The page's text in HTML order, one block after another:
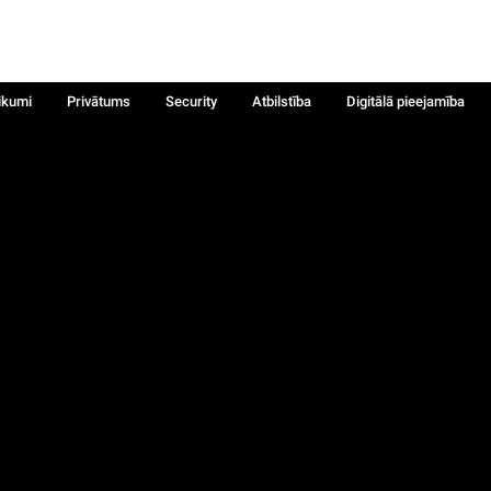
Privātums Security Atbilstība
Digitālā pieejamība